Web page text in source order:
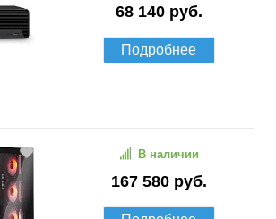
68 140 руб.
Подробнее
167 580 руб.
В наличии